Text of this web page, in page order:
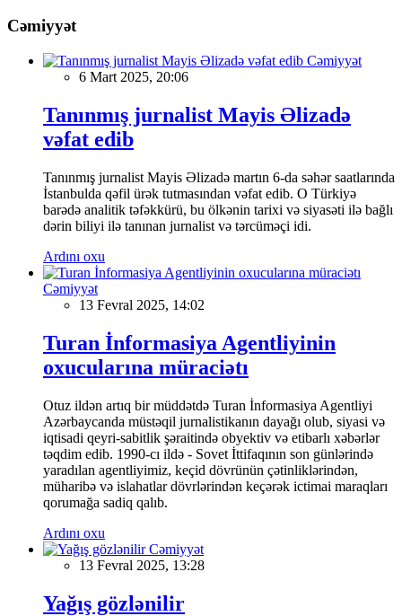
Cəmiyyət
Cəmiyyət
6 Mart 2025, 20:06
Tanınmış jurnalist Mayis Əlizadə
vəfat edib
Tanınmış jurnalist Mayis Əlizadə martın 6-da səhər saatlarında
İstanbulda qəfil ürək tutmasından vəfat edib. O Türkiyə
barədə analitik təfəkkürü, bu ölkənin tarixi və siyasəti ilə bağlı
dərin biliyi ilə tanınan jurnalist və tərcüməçi idi.
Ardını oxu
Cəmiyyət
13 Fevral 2025, 14:02
Turan İnformasiya Agentliyinin
oxucularına müraciətı
Otuz ildən artıq bir müddətdə Turan İnformasiya Agentliyi
Azərbaycanda müstəqil jurnalistikanın dayağı olub, siyasi və
iqtisadi qeyri-sabitlik şəraitində obyektiv və etibarlı xəbərlər
təqdim edib. 1990-cı ildə - Sovet İttifaqının son günlərində
yaradılan agentliyimiz, keçid dövrünün çətinliklərindən,
müharibə və islahatlar dövrlərindən keçərək ictimai maraqları
qorumağa sadiq qalıb.
Ardını oxu
Cəmiyyət
13 Fevral 2025, 13:28
Yağış gözlənilir